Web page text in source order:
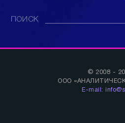
ПОИСК
© 2008 -
ООО
E-mail: